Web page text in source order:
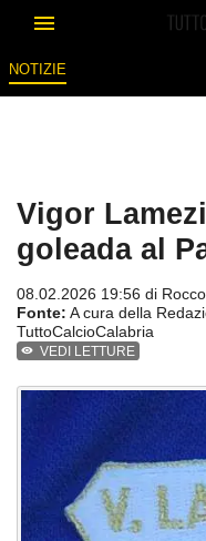
NOTIZIE
Vigor
goleada al
08.02.2026 19:56 di
Fonte: A cura della
TuttoCalcioCalabria
VEDI LETTURE